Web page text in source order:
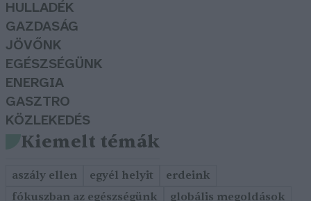
HULLADÉK
GAZDASÁG
JÖVŐNK
EGÉSZSÉGÜNK
ENERGIA
GASZTRO
KÖZLEKEDÉS
Kiemelt témák
aszály ellen egyél helyit
erdeink
fókuszban az egészségünk
globális megoldások